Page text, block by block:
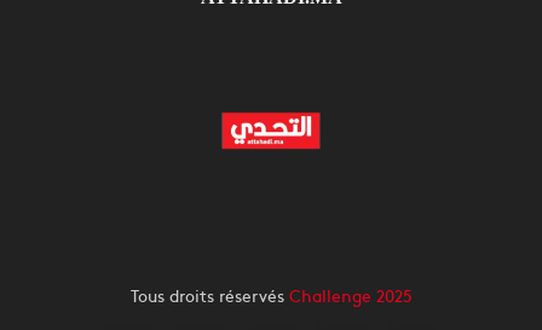
Tous droits réservés Challenge 2025